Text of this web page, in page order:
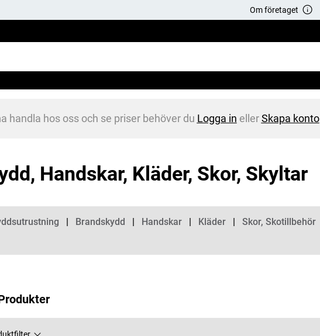
Om företaget
handla hos oss och se priser behöver du Logga in ellerSkapa konto
Handskar, Kläder, Skor, Skyltar
Brandskydd Handskar Kläder Skor, Skotillbehör